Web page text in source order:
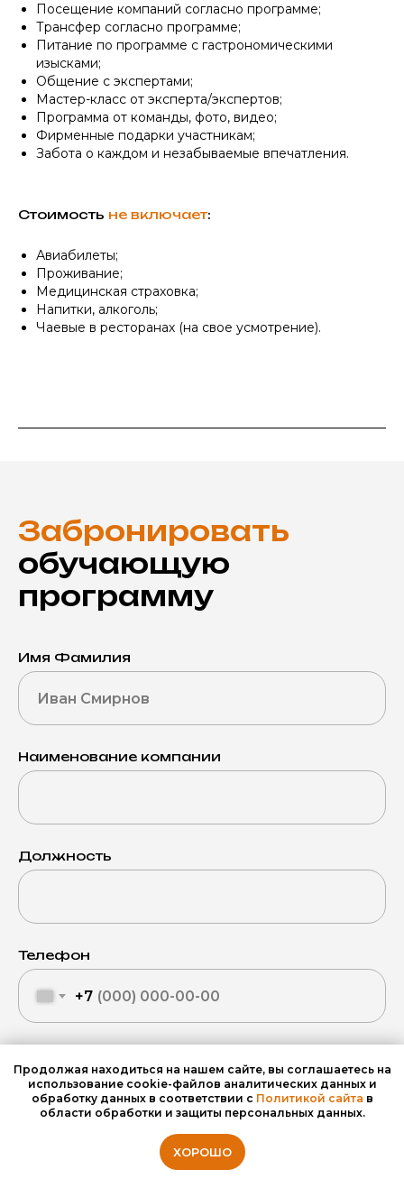
Посещение компаний согласно программе;
Трансфер согласно программе;
Питание по программе с гастрономическими
изысками;
Общение с экспертами;
Мастер-класс от эксперта/экспертов;
Программа от команды, фото, видео;
Фирменные подарки участникам;
Забота о каждом и незабываемые впечатления.
Стоимость не включает:
Авиабилеты;
Проживание;
Медицинская страховка;
Напитки, алкоголь;
Чаевые в ресторанах (на свое усмотрение).
Забронировать
обучающую
программу
Имя Фамилия
Наименование компании
Должность
Телефон
+7
(желательно Имя пользователя в Телеграм)
Telegram
WhatsApp
Продолжая находиться на нашем сайте, вы соглашаетесь на
использование cookie-файлов аналитических данных и
обработку данных в соответствии с Политикой сайта в
области обработки и защиты персональных данных.
ХОРОШО